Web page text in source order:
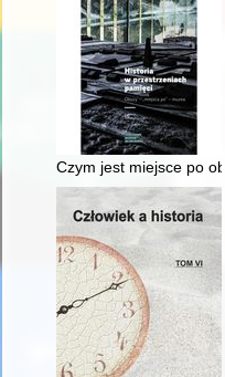
Czym jest miejsce po